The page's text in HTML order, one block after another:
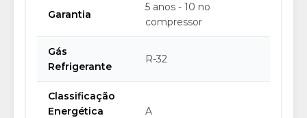
Garantia
5 anos - 10 no
compressor
Gás
Refrigerante
R-32
Classificação
Energética
A